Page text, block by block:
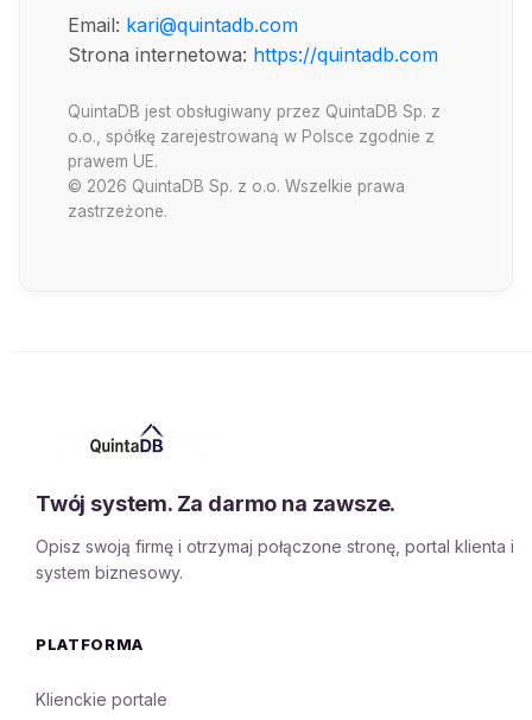
Email: kari@quintadb.com
Strona internetowa: https://quintadb.com
QuintaDB jest obsługiwany przez QuintaDB Sp. z
o.o., spółkę zarejestrowaną w Polsce zgodnie z
prawem UE.
© 2026 QuintaDB Sp. z o.o. Wszelkie prawa
zastrzeżone.
Twój system. Za darmo na zawsze.
Opisz swoją firmę i otrzymaj połączone stronę, portal klienta i
system biznesowy.
PLATFORMA
Klienckie portale